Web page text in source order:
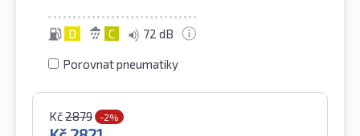
D C 72 dB
Porovnat pneumatiky
Kč2879 -2%